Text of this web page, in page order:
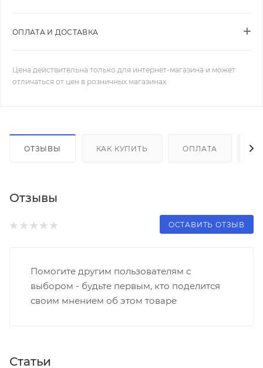
ОПЛАТА И ДОСТАВКА
Цена действительна только для интернет-магазина и может
отличаться от цен в розничных магазинах
ОТЗЫВЫ КАК КУПИТЬ ОПЛАТА
Отзывы
ОСТАВИТЬ ОТЗЫВ
Помогите другим пользователям с
выбором - будьте первым, кто поделится
своим мнением об этом товаре
Статьи